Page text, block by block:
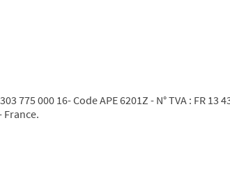
775 000 16- Code APE 6201Z - N° TVA : FR 13
France.